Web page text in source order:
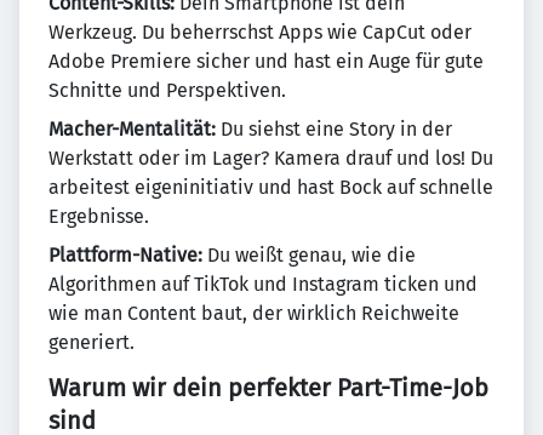
Werkzeug. Du beherrschst Apps wie CapCut oder
Adobe Premiere sicher und hast ein Auge für gute
Schnitte und Perspektiven.
Macher-Mentalität: Du siehst eine Story in der
Werkstatt oder im Lager? Kamera drauf und los! Du
arbeitest eigeninitiativ und hast Bock auf schnelle
Ergebnisse.
Plattform-Native: Du weißt genau, wie die
Algorithmen auf TikTok und Instagram ticken und
wie man Content baut, der wirklich Reichweite
generiert.
Warum wir dein perfekter Part-Time-Job
sind